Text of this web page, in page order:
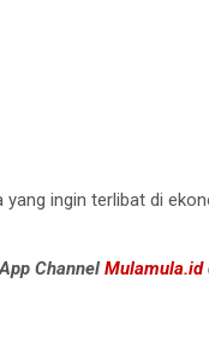
ingin terlibat di
Channel Mulamula.id